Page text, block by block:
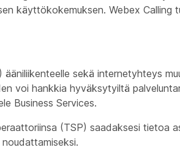
käyttökokemuksen. Webex Calling
sekä internetyhteys
voi hankkia hyväksytyiltä
Business Services.
(TSP) saadaksesi tietoa